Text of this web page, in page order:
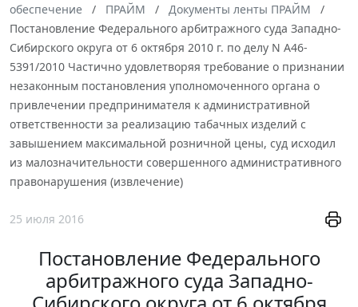
обеспечение
ПРАЙМ
Документы ленты ПРАЙМ
Постановление Федерального арбитражного суда Западно-
Сибирского округа от 6 октября 2010 г. по делу N А46-
5391/2010 Частично удовлетворяя требование о признании
незаконным постановления уполномоченного органа о
привлечении предпринимателя к административной
ответственности за реализацию табачных изделий с
завышением максимальной розничной цены, суд исходил
из малозначительности совершенного административного
правонарушения (извлечение)
25 июля 2016
Постановление Федерального
арбитражного суда Западно-